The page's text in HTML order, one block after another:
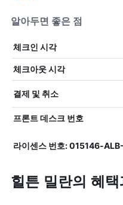
알아두면 좋은 점
체크인 시각
체크아웃 시각
결제 및 취소
프론트 데스크 번호
라이센스 번호: 015146-
힐튼 밀란의 혜